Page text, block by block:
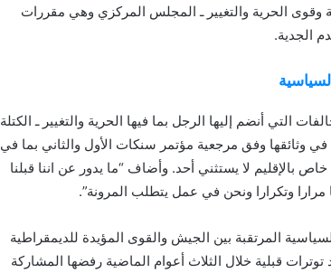
وقوى الحرية والتغيير ـ المجلس المركزي وهي مقررات
الجدية.
التي أنضم إليها الرجل بما فيها الحرية والتغيير ـ الكتلة
وثائقها وفق مرجعية مؤتمر سنكات الأول والثاني بما في
لا يستثني أحد. وأضاف “ما يدور عن اننا قبلنا
مرارا وتكرارا ونحن في عمل يتطلب المرونة”.
المرتقبة بين الجيش والقوى المؤيدة للديمقراطية
قبلية خلال الثلاث أعوام الماضية رفضها المشاركة